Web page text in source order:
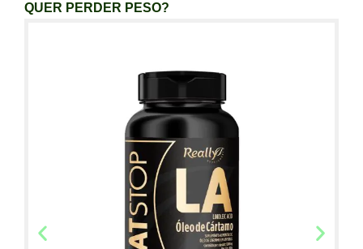
QUER PERDER PESO?